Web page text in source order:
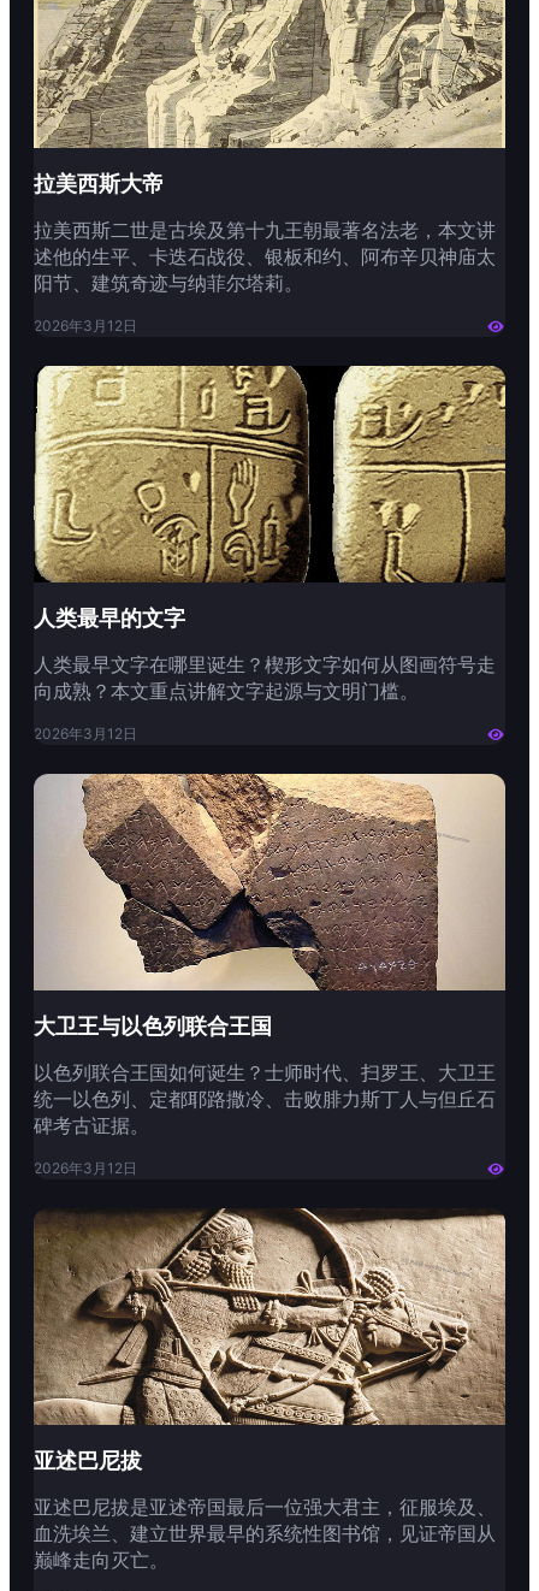
拉美西斯大帝
拉美西斯二世是古埃及第十九王朝最著名法老，本文讲
述他的生平、卡迭石战役、银板和约、阿布辛贝神庙太
阳节、建筑奇迹与纳菲尔塔莉。
2026年3月12日 
人类最早的文字
人类最早文字在哪里诞生？楔形文字如何从图画符号走
向成熟？本文重点讲解文字起源与文明门槛。
2026年3月12日 
大卫王与以色列联合王国
以色列联合王国如何诞生？士师时代、扫罗王、大卫王
统一以色列、定都耶路撒冷、击败腓力斯丁人与但丘石
碑考古证据。
2026年3月12日 
亚述巴尼拔
亚述巴尼拔是亚述帝国最后一位强大君主，征服埃及、
血洗埃兰、建立世界最早的系统性图书馆，见证帝国从
巅峰走向灭亡。